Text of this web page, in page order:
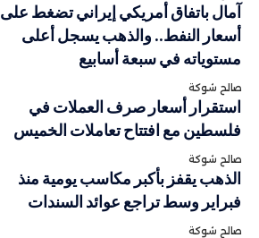
آمال باتفاق أمريكي إيراني تضغط على
أسعار النفط.. والذهب يسجل أعلى
مستوياته في سبعة أسابيع
صالح شوكة
استقرار أسعار صرف العملات في
فلسطين مع افتتاح تعاملات الخميس
صالح شوكة
الذهب يقفز بأكبر مكاسب يومية منذ
فبراير وسط تراجع عوائد السندات
صالح شوكة